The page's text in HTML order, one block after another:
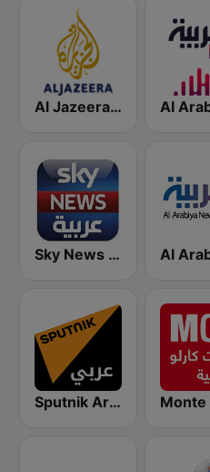
Al Jazeera Arabic (قناة الجزيرة)
Sky News Arabia (سكاي نيوز عربية)
Sputnik Arabic (عربي)